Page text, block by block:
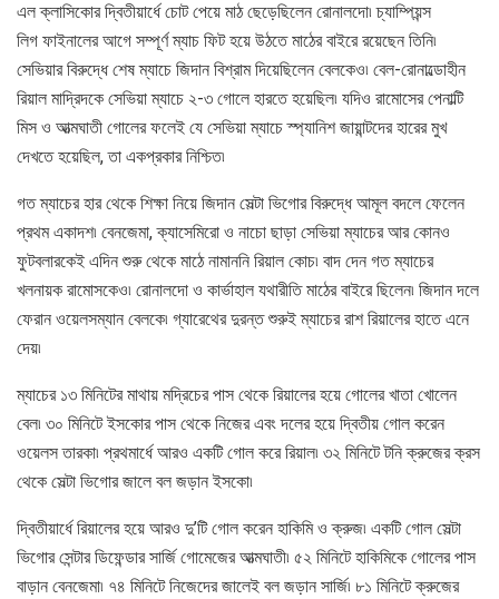
এল ক্লাসিকোর দ্বিতীয়ার্ধে চোট পেয়ে মাঠ ছেড়েছিলেন রোনালদো৷ চ্যাম্পিয়ন্স
লিগ ফাইনালের আগে সম্পূর্ণ ম্যাচ ফিট হয়ে উঠতে মাঠের বাইরে রয়েছেন তিনি৷
সেভিয়ার বিরুদ্ধে শেষ ম্যাচে জিদান বিশ্রাম দিয়েছিলেন বেলকেও৷ বেল-রোনাল্ডোহীন
রিয়াল মাদ্রিদকে সেভিয়া ম্যাচে ২-৩ গোলে হারতে হয়েছিল৷ যদিও রামোসের পেনাল্টি
মিস ও আত্মঘাতী গোলের ফলেই যে সেভিয়া ম্যাচে স্প্যানিশ জায়ান্টদের হারের মুখ
দেখতে হয়েছিল, তা একপ্রকার নিশ্চিত৷
গত ম্যাচের হার থেকে শিক্ষা নিয়ে জিদান সেল্টা ভিগোর বিরুদ্ধে আমূল বদলে ফেলেন
প্রথম একাদশ৷ বেনজেমা, ক্যাসেমিরো ও নাচো ছাড়া সেভিয়া ম্যাচের আর কোনও
ফুটবলারকেই এদিন শুরু থেকে মাঠে নামাননি রিয়াল কোচ৷ বাদ দেন গত ম্যাচের
খলনায়ক রামোসকেও৷ রোনালদো ও কার্ভাহাল যথারীতি মাঠের বাইরে ছিলেন৷ জিদান দলে
ফেরান ওয়েলসম্যান বেলকে৷ গ্যারেথের দুরন্ত শুরুই ম্যাচের রাশ রিয়ালের হাতে এনে
দেয়৷
ম্যাচের ১৩ মিনিটের মাথায় মদ্রিচের পাস থেকে রিয়ালের হয়ে গোলের খাতা খোলেন
বেল৷ ৩০ মিনিটে ইসকোর পাস থেকে নিজের এবং দলের হয়ে দ্বিতীয় গোল করেন
ওয়েলস তারকা৷ প্রথমার্ধে আরও একটি গোল করে রিয়াল৷ ৩২ মিনিটে টনি ক্রুজের ক্রস
থেকে সেল্টা ভিগোর জালে বল জড়ান ইসকো৷
দ্বিতীয়ার্ধে রিয়ালের হয়ে আরও দু’টি গোল করেন হাকিমি ও ক্রুজ৷ একটি গোল সেল্টা
ভিগোর সেন্টার ডিফেন্ডার সার্জি গোমেজের আত্মঘাতী৷ ৫২ মিনিটে হাকিমিকে গোলের পাস
বাড়ান বেনজেমা৷ ৭৪ মিনিটে নিজেদের জালেই বল জড়ান সার্জি৷ ৮১ মিনিটে ক্রুজের